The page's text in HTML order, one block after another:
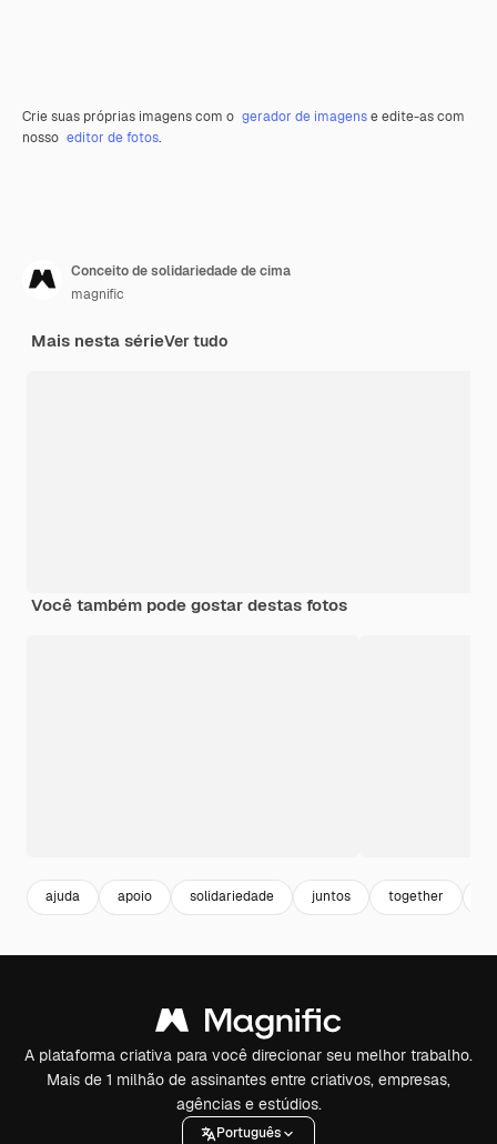
Crie suas próprias imagens com o gerador de imagense edite-as com
nosso editor de fotos.
Conceito de solidariedade de cima
magnific
Mais nesta sérieVer tudo
Você também pode gostar destas fotos
ajuda apoio solidariedade juntos together
A plataforma criativa para você direcionar seu melhor trabalho.
Mais de 1 milhão de assinantes entre criativos, empresas,
agências e estúdios.
Português